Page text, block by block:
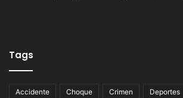
Tags
Accidente Choque Crimen Deportes